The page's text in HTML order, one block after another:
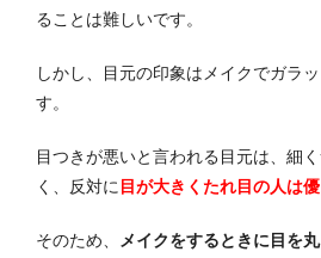
ることは難しいです。
しかし、目元の印象はメイクでガラ
す。
目つきが悪いと言われる目元は、細
く、反対に 目が大きくたれ目の人は
そのため、
メイクをするときに目を